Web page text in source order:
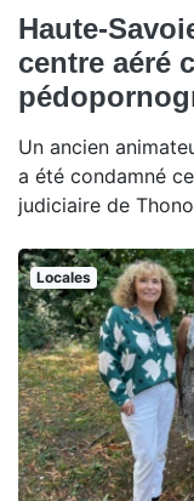
Haute-
centre aéré
Un ancien
a été condamné
judiciaire de
Locales